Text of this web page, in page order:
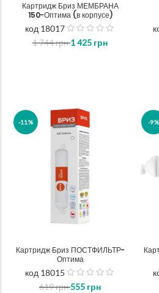
Картридж Бриз МЕМБРАНА
150-Оптима (в корпусе)
код 18017
1 744грн 1 425 грн
-11%
Картридж Бриз ПОСТФИЛЬТР-
Оптима
код 18015
619грн555 грн
-9%